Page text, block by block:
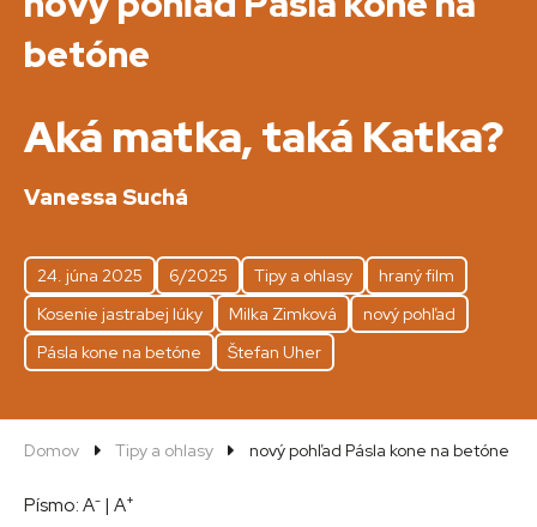
betóne
Aká matka, taká Katka?
Vanessa Suchá
24. júna 2025 6/2025 Tipy a ohlasy
hraný film
Kosenie jastrabej lúky
Milka Zimková
nový pohľad
Pásla kone na betóne
Štefan Uher
Domov Tipy a ohlasy nový pohľad Pásla kone na betóne
Písmo: A- | A+